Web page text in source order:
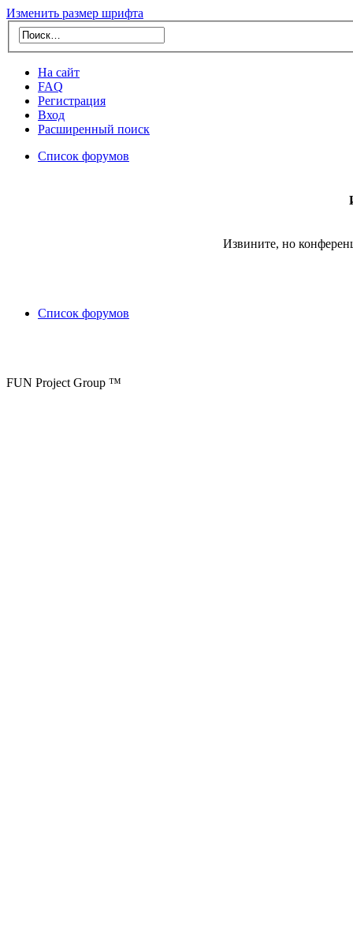
Изменить размер шрифта
На сайт
FAQ
Регистрация
Вход
Расширенный поиск
Список форумов
Извините, но
Список форумов
FUN Project Group ™